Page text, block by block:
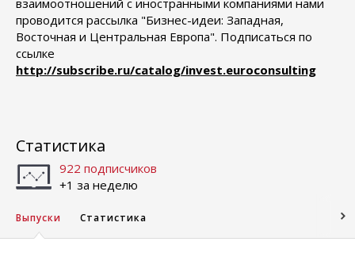
взаимоотношений с иностранными компаниями нами
проводится рассылка "Бизнес-идеи: Западная,
Восточная и Центральная Европа". Подписаться по
ссылке
http://subscribe.ru/catalog/invest.euroconsulting
Статистика
922 подписчиков
+1 за неделю
Выпуски Статистика